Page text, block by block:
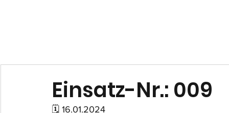
Einsatz-Nr.: 009
🗓 16.01.2024